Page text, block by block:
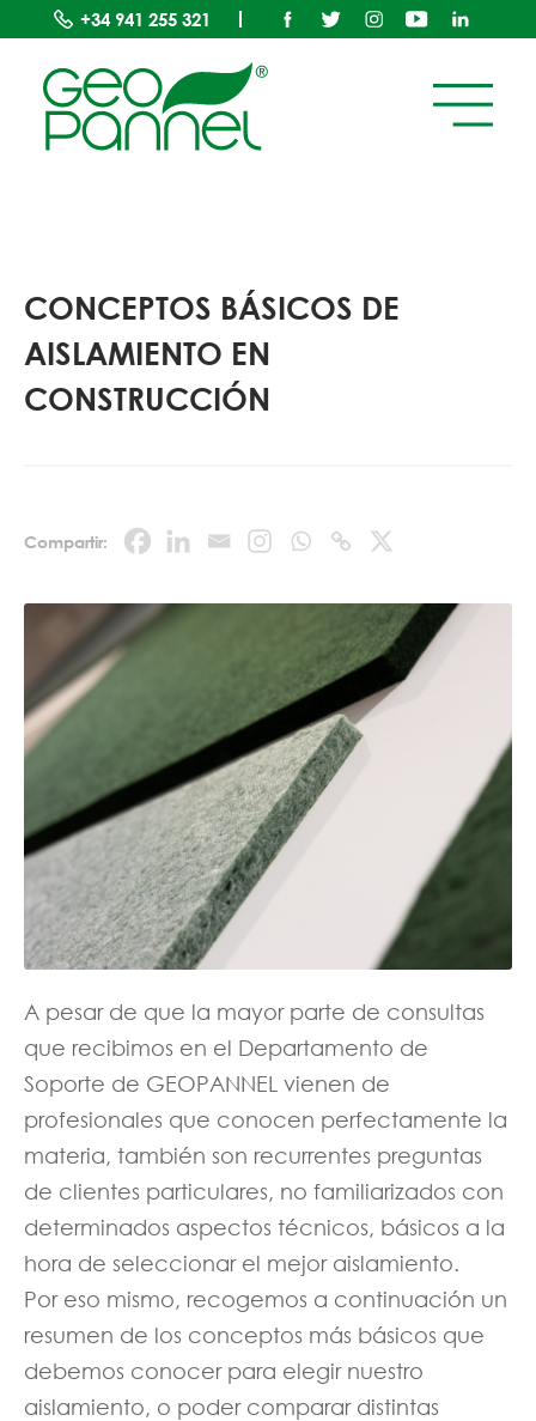
+34 941 255 321
CONCEPTOS BÁSICOS DE
AISLAMIENTO EN
CONSTRUCCIÓN
Compartir:
A pesar de que la mayor parte de consultas
que recibimos en el Departamento de
Soporte de GEOPANNEL vienen de
profesionales que conocen perfectamente la
materia, también son recurrentes preguntas
de clientes particulares, no familiarizados con
determinados aspectos técnicos, básicos a la
hora de seleccionar el mejor aislamiento.
Por eso mismo, recogemos a continuación un
resumen de los conceptos más básicos que
debemos conocer para elegir nuestro
aislamiento, o poder comparar distintas